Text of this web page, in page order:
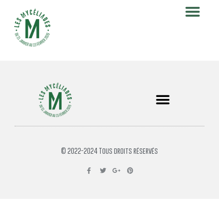
© 2022-2024 Tous droits réservés